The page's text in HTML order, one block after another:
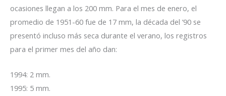
ocasiones llegan a los 200 mm. Para el mes de enero, el
promedio de 1951-60 fue de 17 mm, la década del ’90 se
presentó incluso más seca durante el verano, los registros
para el primer mes del año dan:
1994: 2 mm.
1995: 5 mm.